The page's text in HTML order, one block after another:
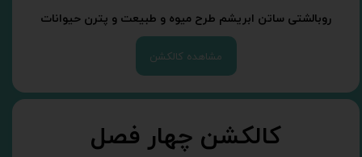
روبالشتی ساتن ابریشم طرح میوه و طبیعت و پترن حیوانات
مشاهده کالکشن
کالکشن چهار فصل